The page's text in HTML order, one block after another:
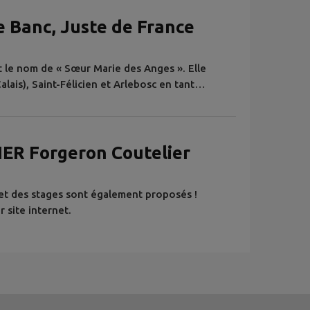
Juste de France
nom de « Sœur Marie des Anges ». Elle
Saint-Félicien et Arlebosc en tant
Forgeron Coutelier
des stages sont également proposés !
site internet.